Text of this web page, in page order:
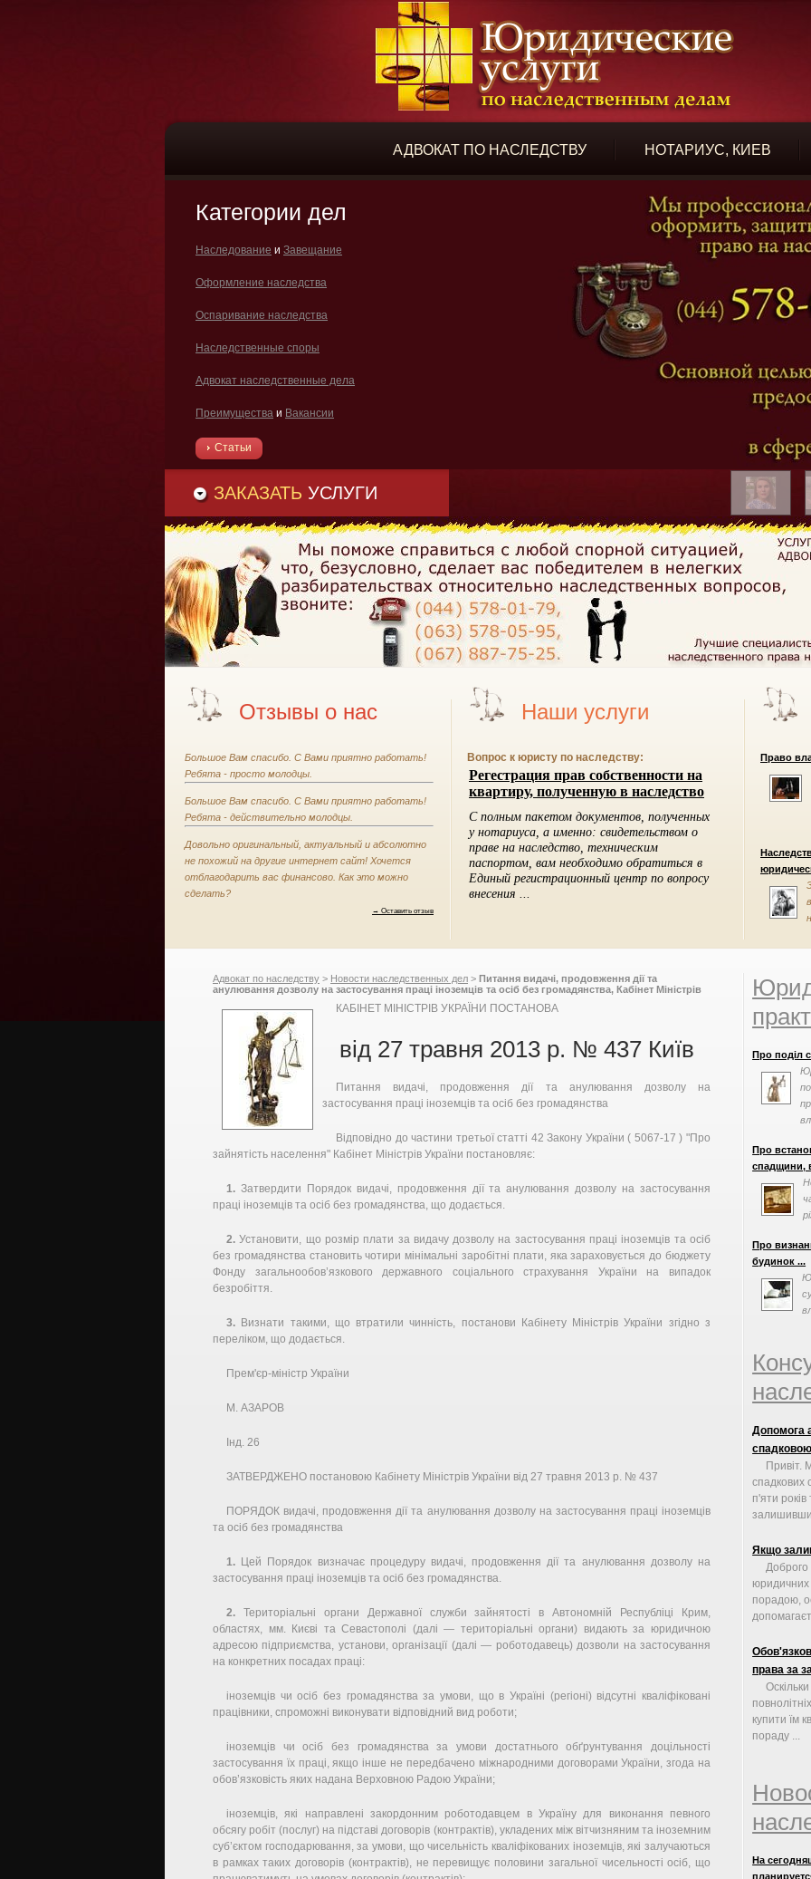
АДВОКАТ ПО НАСЛЕДСТВУ НОТАРИУС, КИЕВ
Категории дел
Наследование и Завещание
Оформление наследства
Оспаривание наследства
Наследственные споры
Адвокат наследственные дела
Преимущества и Вакансии
Статьи
ЗАКАЗАТЬ УСЛУГИ
Отзывы о нас
Большое Вам спасибо. С Вами приятно работать!
Ребята - просто молодцы.
Большое Вам спасибо. С Вами приятно работать!
Ребята - действительно молодцы.
Довольно оригинальный, актуальный и абсолютно
не похожий на другие интернет сайт! Хочется
отблагодарить вас финансово. Как это можно
сделать?
→ Оставить отзыв
Наши услуги
Вопрос к юристу по наследству:
Право
Адвокат по наследству > Новости наследственных дел > Питання видачі, продовження дії та
анулювання дозволу на застосування праці іноземців та осіб без громадянства, Кабінет Міністрів
КАБІНЕТ МІНІСТРІВ УКРАЇНИ ПОСТАНОВА
від 27 травня 2013 р. № 437 Київ
Питання видачі, продовження дії та анулювання дозволу на
застосування праці іноземців та осіб без громадянства
Відповідно до частини третьої статті 42 Закону України ( 5067-17 ) "Про
зайнятість населення" Кабінет Міністрів України постановляє:
1. Затвердити Порядок видачі, продовження дії та анулювання дозволу на застосування
праці іноземців та осіб без громадянства, що додається.
2. Установити, що розмір плати за видачу дозволу на застосування праці іноземців та осіб
без громадянства становить чотири мінімальні заробітні плати, яка зараховується до бюджету
Фонду загальнообов’язкового державного соціального страхування України на випадок
безробіття.
3. Визнати такими, що втратили чинність, постанови Кабінету Міністрів України згідно з
переліком, що додається.
Прем'єр-міністр України
М. АЗАРОВ
Інд. 26
ЗАТВЕРДЖЕНО постановою Кабінету Міністрів України від 27 травня 2013 р. № 437
ПОРЯДОК видачі, продовження дії та анулювання дозволу на застосування праці іноземців
та осіб без громадянства
1. Цей Порядок визначає процедуру видачі, продовження дії та анулювання дозволу на
застосування праці іноземців та осіб без громадянства.
2. Територіальні органи Державної служби зайнятості в Автономній Республіці Крим,
областях, мм. Києві та Севастополі (далі — територіальні органи) видають за юридичною
адресою підприємства, установи, організації (далі — роботодавець) дозволи на застосування
на конкретних посадах праці:
іноземців чи осіб без громадянства за умови, що в Україні (регіоні) відсутні кваліфіковані
працівники, спроможні виконувати відповідний вид роботи;
іноземців чи осіб без громадянства за умови достатнього обґрунтування доцільності
застосування їх праці, якщо інше не передбачено міжнародними договорами України, згода на
обов’язковість яких надана Верховною Радою України;
іноземців, які направлені закордонним роботодавцем в Україну для виконання певного
обсягу робіт (послуг) на підставі договорів (контрактів), укладених між вітчизняним та іноземним
суб’єктом господарювання, за умови, що чисельність кваліфікованих іноземців, які залучаються
в рамках таких договорів (контрактів), не перевищує половини загальної чисельності осіб, що
Про поділ
Про
спадщини,
Про
будинок ...
Допомога
Привіт.
спадкових
п'яти
Якщо
Доброго
порадою,
права за
купити їм
пораду ...
На